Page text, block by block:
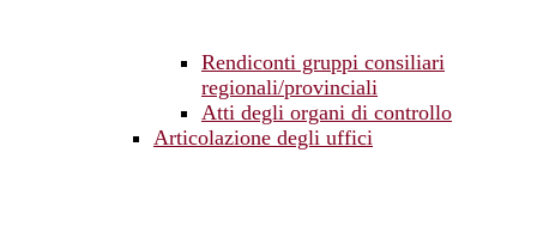
Rendiconti gruppi consiliari
regionali/provinciali
Atti degli organi di controllo
Articolazione degli uffici